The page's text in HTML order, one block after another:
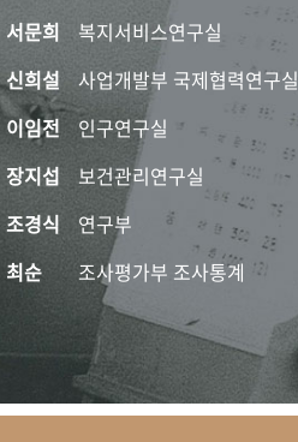
서문희
복지서비스연구실
신희설
사업개발부 국제협력연구실
이임전
인구연구실
장지섭
보건관리연구실
조경식
연구부
최순
조사평가부 조사통계